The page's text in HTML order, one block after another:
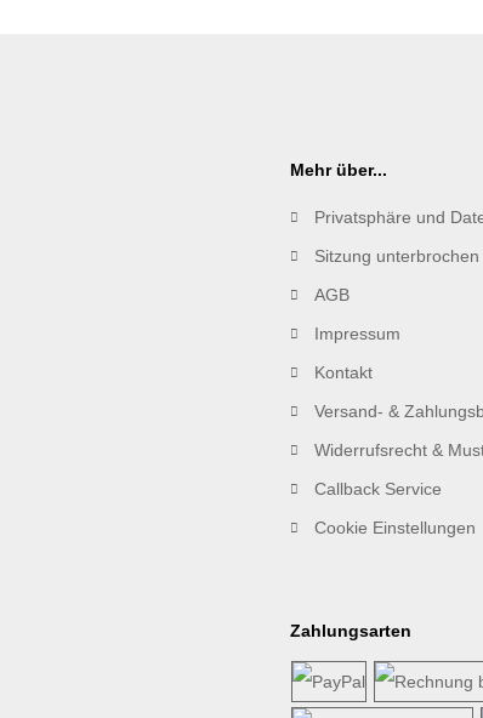
Mehr über...
Privatsphäre und
Sitzung unterbrochen
AGB
Impressum
Kontakt
Versand- &
Widerrufsrecht &
Callback Service
Cookie Einstellungen
Zahlungsarten